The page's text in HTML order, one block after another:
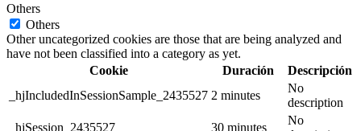
Others
Others
Other uncategorized cookies are those that are being analyzed and
have not been classified into a category as yet.
Cookie
Duración
Descripción
_hjIncludedInSessionSample_2435527 2 minutes
No
description
_hjSession_2435527
30 minutes
No